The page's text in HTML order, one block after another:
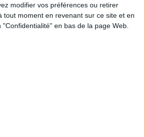
modifier vos préférences ou retirer
tout moment en revenant sur ce site et en
en bas de la page Web.
la viande par des féculents ?
diététique du 05/08/2026